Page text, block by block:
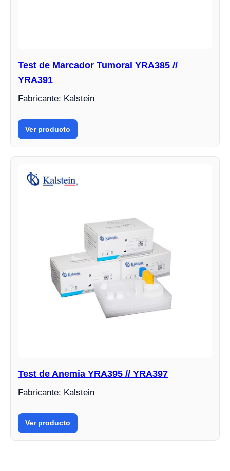
Test de Marcador Tumoral YRA385 //
YRA391
Fabricante: Kalstein
Ver producto
Test de Anemia YRA395 // YRA397
Fabricante: Kalstein
Ver producto